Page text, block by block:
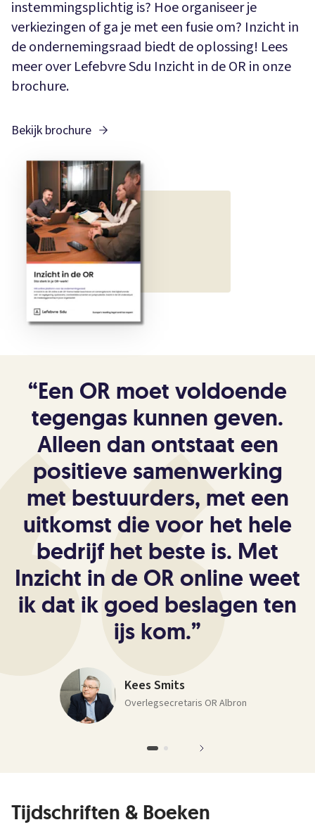
instemmingsplichtig is? Hoe organiseer je
verkiezingen of ga je met een fusie om? Inzicht in
de ondernemingsraad biedt de oplossing! Lees
meer over Lefebvre Sdu Inzicht in de OR in onze
brochure.
Bekijk brochure
“Een OR moet voldoende
tegengas kunnen geven.
Alleen dan ontstaat een
positieve samenwerking
met bestuurders, met een
uitkomst die voor het hele
bedrijf het beste is. Met
Inzicht in de OR online weet
ik dat ik goed beslagen ten
ijs kom.”
Kees Smits
Overlegsecretaris OR Albron
Tijdschriften & Boeken